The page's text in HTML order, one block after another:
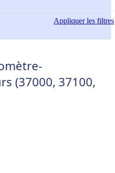
Appliquerles filtres
(37000, 37100,